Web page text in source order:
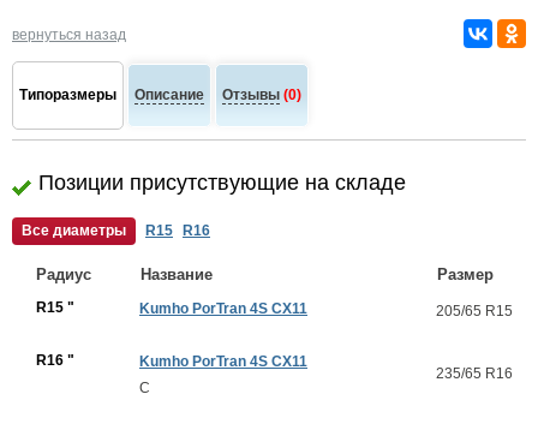
вернуться назад
Типоразмеры Описание Отзывы (0)
Позиции присутствующие на складе
Все диаметры R15 R16
Радиус Название Размер
R15 " Kumho PorTran 4S CX11 205/65 R15
R16 "
Kumho PorTran 4S CX11
C
235/65 R16